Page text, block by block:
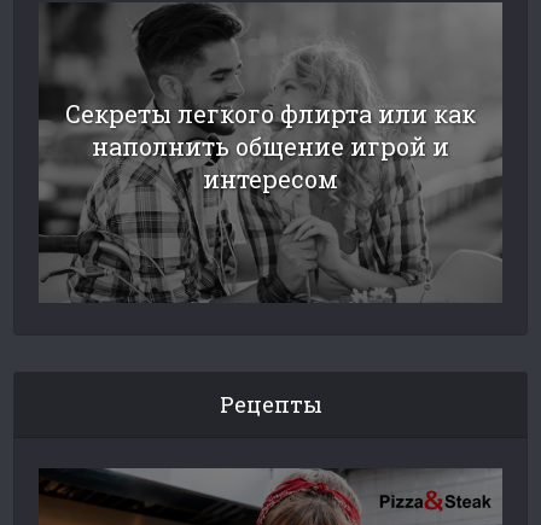
Секреты легкого флирта или как
наполнить общение игрой и
интересом
Рецепты